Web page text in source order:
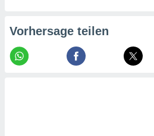
1199
Vorhersage teilen